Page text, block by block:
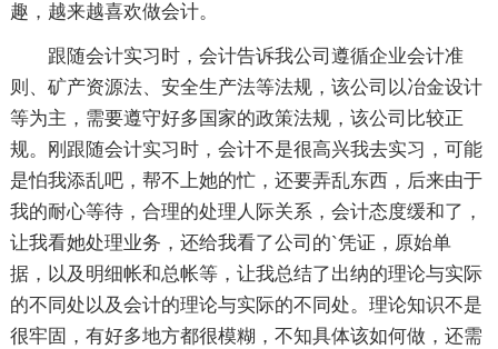
趣，越来越喜欢做会计。
跟随会计实习时，会计告诉我公司遵循企业会计准
则、矿产资源法、安全生产法等法规，该公司以冶金设计
等为主，需要遵守好多国家的政策法规，该公司比较正
规。刚跟随会计实习时，会计不是很高兴我去实习，可能
是怕我添乱吧，帮不上她的忙，还要弄乱东西，后来由于
我的耐心等待，合理的处理人际关系，会计态度缓和了，
让我看她处理业务，还给我看了公司的`凭证，原始单
据，以及明细帐和总帐等，让我总结了出纳的理论与实际
的不同处以及会计的理论与实际的不同处。理论知识不是
很牢固，有好多地方都很模糊，不知具体该如何做，还需